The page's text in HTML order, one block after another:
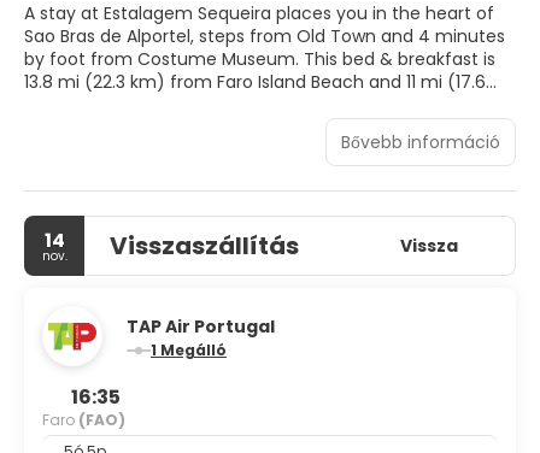
A stay at Estalagem Sequeira places you in the heart of
Sao Bras de Alportel, steps from Old Town and 4 minutes
by foot from Costume Museum. This bed & breakfast is
13.8 mi (22.3 km) from Faro Island Beach and 11 mi (17.6
Make yourself at home in one of the 32 air-conditioned
rooms featuring flat-screen televisions. Complimentary
wireless internet access keeps you connected, and cable
programming is available for your entertainment.
Bathrooms with showers are provided. Housekeeping is
provided daily, and cribs/infant beds (surcharge) can be
You can enjoy a meal at the restaurant serving the
guests of Estalagem Sequeira, or stop in at the snack
bar/lounge. A complimentary buffet breakfast is served
daily from 7:30 AM to 10:00 AM.
Bővebb információ
14
nov. Visszaszállítás Vissza
TAP Air Portugal
1 Megálló
16:35
Faro (FAO)